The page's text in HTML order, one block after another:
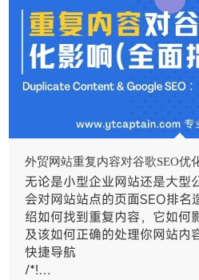
外贸网站重复内容对谷歌SEO优
无论是小型企业网站还是大型
会对网站站点的页面SEO排名
绍如何找到重复内容，它如何
及该如何正确的处理你网站内
快捷导航
/*!…